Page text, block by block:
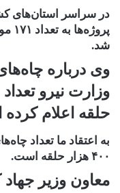
در سراسر استان‌های
شد.
وی درباره
حلقه اعلام
به اعتقاد ما تعداد
۴۰۰ هزار حلقه است.
معاون وزیر